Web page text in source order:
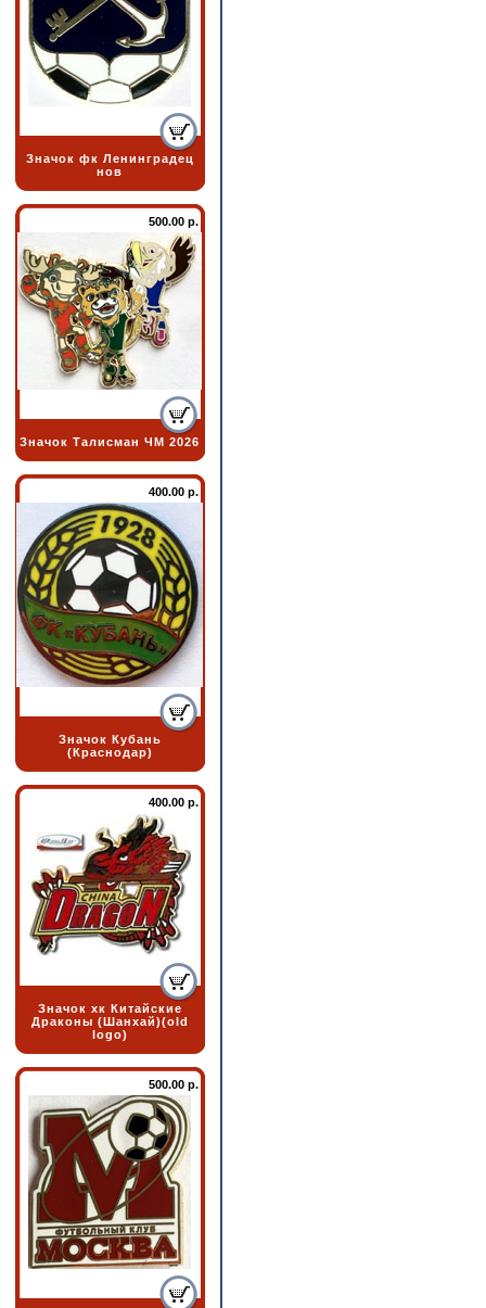
Значок фк Ленинградец
нов
500.00 р.
Значок Талисман ЧМ 2026
400.00 р.
Значок Кубань
(Краснодар)
400.00 р.
Значок хк Китайские
Драконы (Шанхай)(old
logo)
500.00 р.